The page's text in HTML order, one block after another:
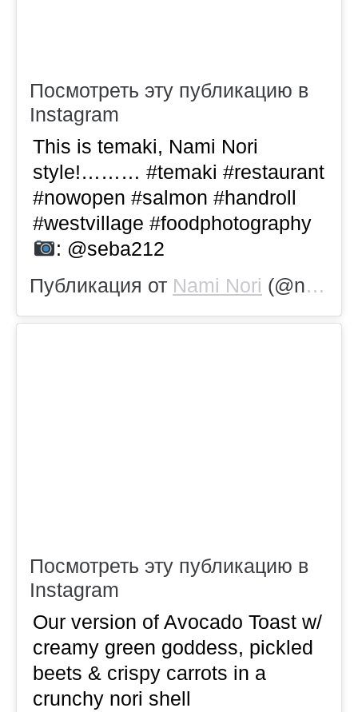
Посмотреть эту публикацию в
Instagram
This is temaki, Nami Nori
style!……… #temaki #restaurant
#nowopen #salmon #handroll
#westvillage #foodphotography
: @seba212
Публикация от Nami Nori (@naminori.nyc)
Посмотреть эту публикацию в
Instagram
Our version of Avocado Toast w/
creamy green goddess, pickled
beets & crispy carrots in a
crunchy nori shell